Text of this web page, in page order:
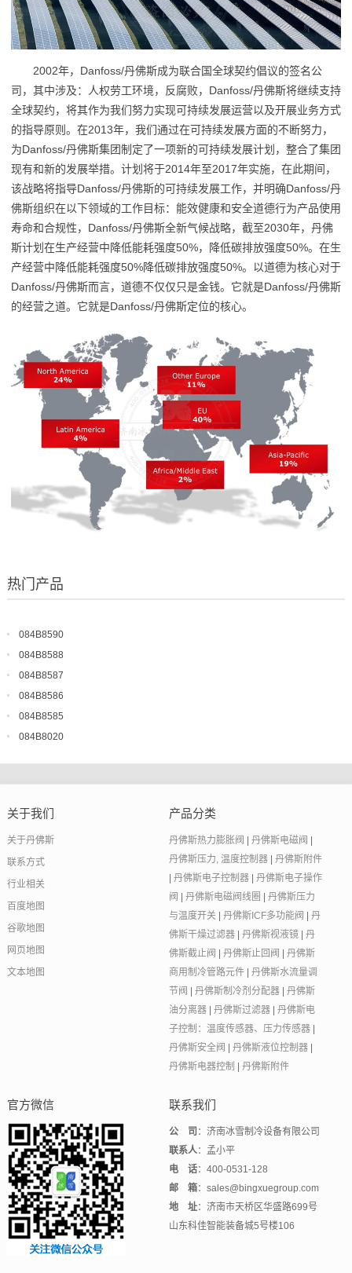
2002年，Danfoss/丹佛斯成为联合国全球契约倡议的签名公
司，其中涉及：人权劳工环境，反腐败，Danfoss/丹佛斯将继续支持
全球契约，将其作为我们努力实现可持续发展运营以及开展业务方式
的指导原则。在2013年，我们通过在可持续发展方面的不断努力，
为Danfoss/丹佛斯集团制定了一项新的可持续发展计划，整合了集团
现有和新的发展举措。计划将于2014年至2017年实施，在此期间，
该战略将指导Danfoss/丹佛斯的可持续发展工作，并明确Danfoss/丹
佛斯组织在以下领域的工作目标：能效健康和安全道德行为产品使用
寿命和合规性，Danfoss/丹佛斯全新气候战略，截至2030年，丹佛
斯计划在生产经营中降低能耗强度50%，降低碳排放强度50%。在生
产经营中降低能耗强度50%降低碳排放强度50%。以道德为核心对于
Danfoss/丹佛斯而言，道德不仅仅只是金钱。它就是Danfoss/丹佛斯
的经营之道。它就是Danfoss/丹佛斯定位的核心。
热门产品
084B8590
084B8588
084B8587
084B8586
084B8585
084B8020
关于我们
关于丹佛斯
联系方式
行业相关
百度地图
谷歌地图
网页地图
文本地图
产品分类
丹佛斯热力膨胀阀 |丹佛斯电磁阀 |
丹佛斯压力, 温度控制器 |丹佛斯附件
|丹佛斯电子控制器 |丹佛斯电子操作
阀 |丹佛斯电磁阀线圈 |丹佛斯压力
与温度开关 |丹佛斯ICF多功能阀 |丹
佛斯干燥过滤器 |丹佛斯视液镜 |丹
佛斯截止阀 |丹佛斯止回阀 |丹佛斯
商用制冷管路元件 |丹佛斯水流量调
节阀 |丹佛斯制冷剂分配器 |丹佛斯
油分离器 |丹佛斯过滤器 |丹佛斯电
子控制：温度传感器、压力传感器 |
丹佛斯安全阀 |丹佛斯液位控制器 |
丹佛斯电器控制 |丹佛斯附件
官方微信 联系我们
公 司 ：济南冰雪制冷设备有限公司
联系人：孟小平
电 话：400-0531-128
邮 箱：sales@bingxuegroup.com
地 址：济南市天桥区华盛路699号
山东科佳智能装备城5号楼106